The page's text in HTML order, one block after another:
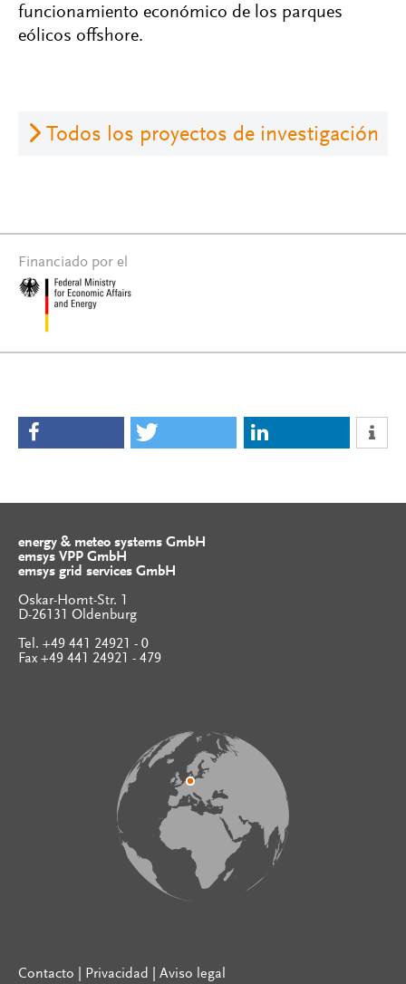
funcionamiento económico de los parques
eólicos offshore.
Todos los proyectos de investigación
Financiado por el
energy & meteo systems GmbH
emsys VPP GmbH
emsys grid services GmbH
Oskar-Homt-Str. 1
D-26131 Oldenburg
Tel. +49 441 24921 - 0
Fax +49 441 24921 - 479
Contacto Privacidad Aviso legal